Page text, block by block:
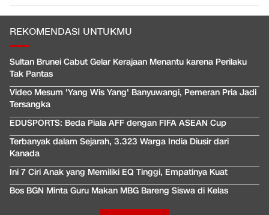
REKOMENDASI UNTUKMU
Sultan Brunei Cabut Gelar Kerajaan Menantu karena Perilaku
Tak Pantas
Video Mesum 'Yang Wis Yang' Banyuwangi, Pemeran Pria Jadi
Tersangka
EDUSPORTS: Beda Piala AFF dengan FIFA ASEAN Cup
Terbanyak dalam Sejarah, 3.323 Warga India Diusir dari
Kanada
Ini 7 Ciri Anak yang Memiliki EQ Tinggi, Empatinya Kuat
Bos BGN Minta Guru Makan MBG Bareng Siswa di Kelas